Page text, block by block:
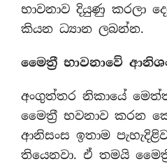
භාවනාව දියුණු කරලා
කියන ධ්‍යාන ලබන්න.
මෛත‍්‍රී භාවනාවේ
අංගුත්තර නිකායේ
මෛත‍්‍රී භවනාව කරන
ආනිසංස ඉතාම
තියෙනවා. ඒ තමයි